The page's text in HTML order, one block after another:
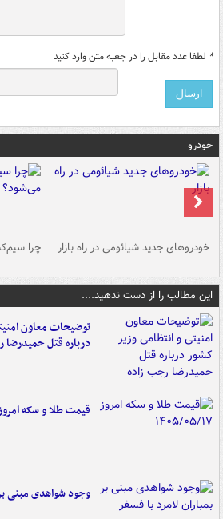
* لطفا عدد مقابل را در جعبه متن وارد کنید
خودرو
خودروهای جدید شیائومی در راه بازار چرا
این مطالب را از دست ندهید....
توضیحات معاون
درباره قتل حمیدرضا
قیمت طلا و سکه امروز ۱۴۰۵/۰۵/
وجود شواهدی مبنی بر